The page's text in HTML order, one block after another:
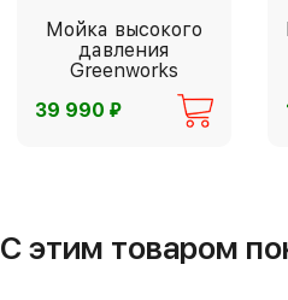
Мойка высокого
давления
Greenworks
39 990 ⃏
С этим товаром